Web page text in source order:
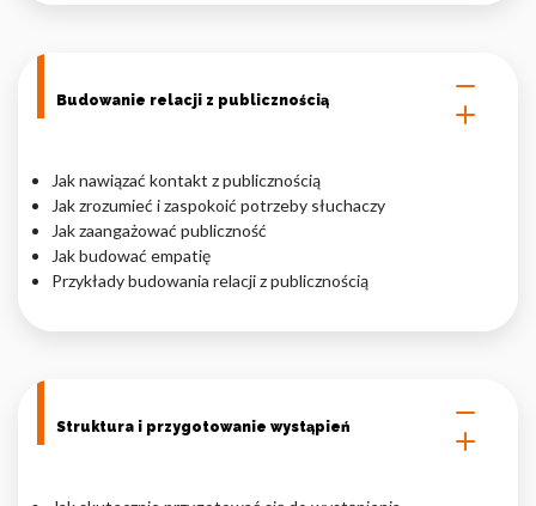
Budowanie relacji z publicznością
Jak nawiązać kontakt z publicznością
Jak zrozumieć i zaspokoić potrzeby słuchaczy
Jak zaangażować publiczność
Jak budować empatię
Przykłady budowania relacji z publicznością
Struktura i przygotowanie wystąpień